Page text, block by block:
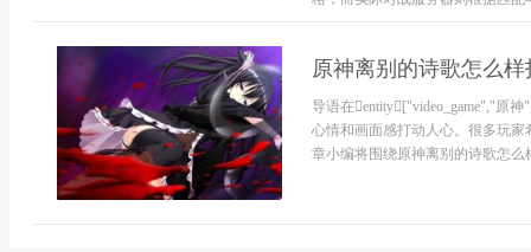
原神离别的诗歌怎么
导语在entity["video_game","原
心情和画面感打动人心。很多玩
章小编将围绕原神离别的诗歌怎